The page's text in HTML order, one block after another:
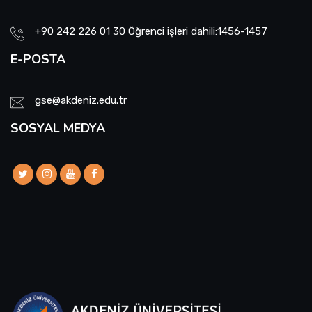
+90 242 226 01 30 Öğrenci işleri dahili:1456-1457
E-POSTA
gse@akdeniz.edu.tr
SOSYAL MEDYA